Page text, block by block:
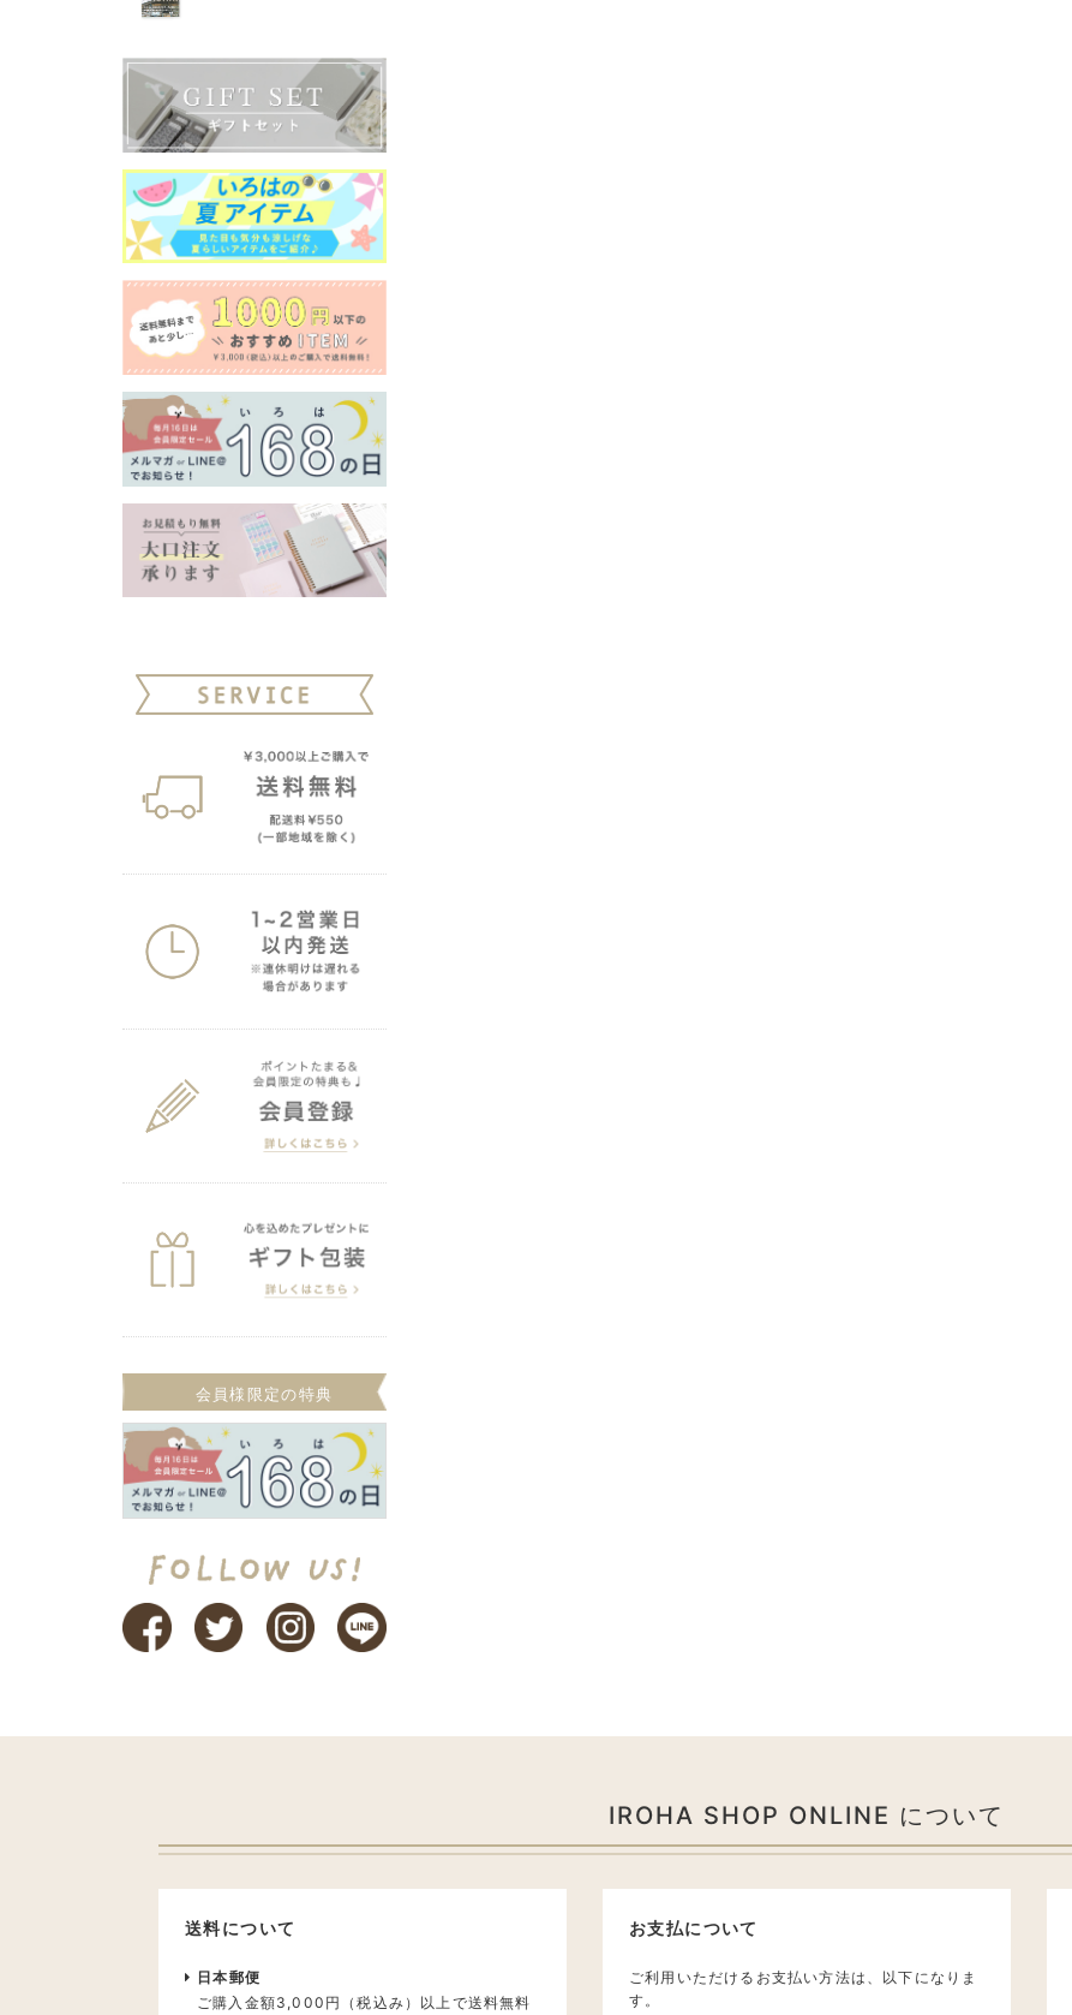
会員様限定の特典
IROHA SHOP ONLINE について
送料について
日本郵便
ご購入金額3,000円（税込み）以上で送料無料
お支払について
ご利用いただけるお支払い方法は、以下になりま
す。